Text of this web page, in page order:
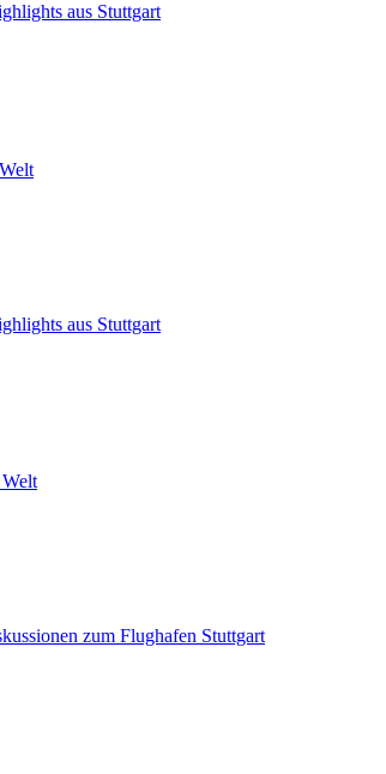
aus Stuttgart
aus Stuttgart
zum Flughafen Stuttgart